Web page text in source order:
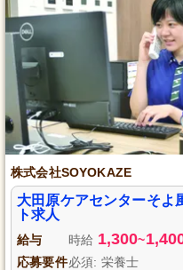
株式会社SOYOKAZE
大田原ケアセンターそよ
ト求人
給与 時給 1,300~
応募要件必須: 栄養士